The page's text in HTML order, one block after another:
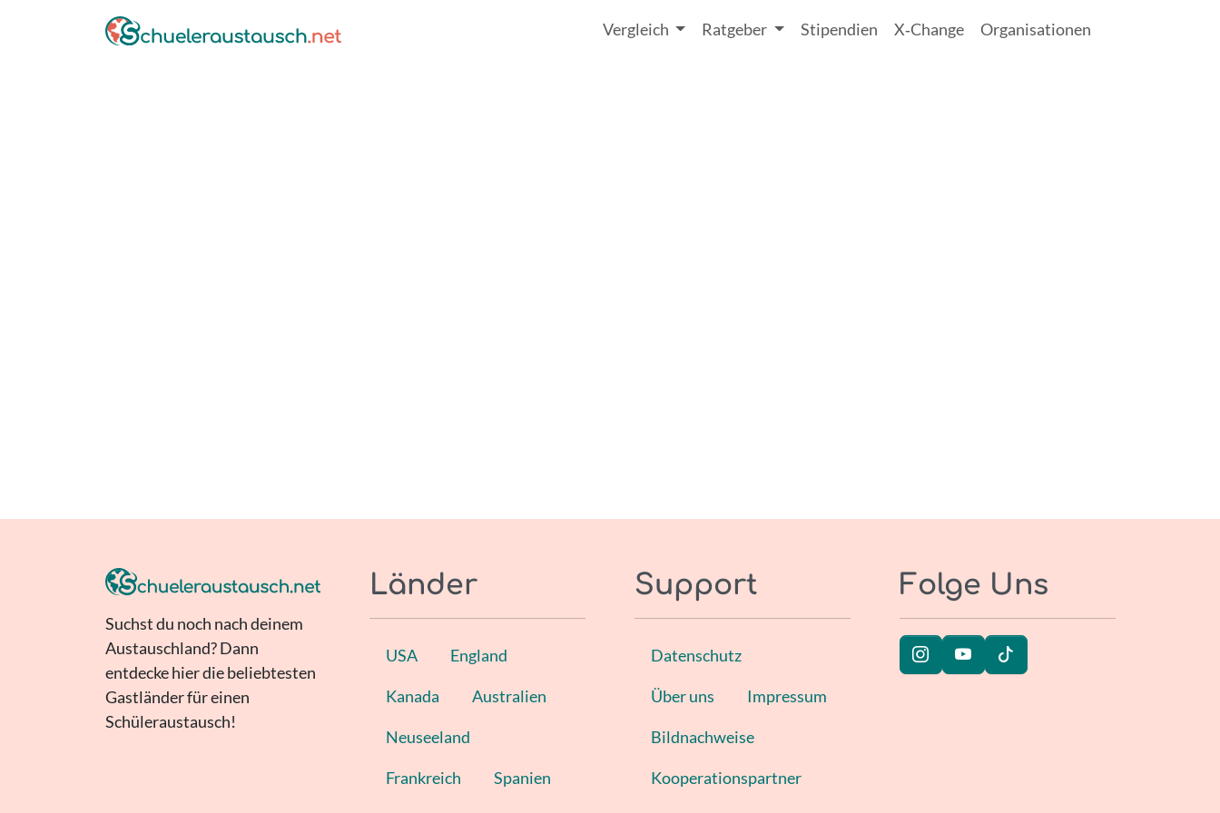
Vergleich Ratgeber Stipendien X‑Change Organisationen
Suchst du noch nach deinem
Austauschland? Dann
entdecke hier die beliebtesten
Gastländer für einen
Schüleraustausch!
Länder
USA England
Kanada Australien
Neuseeland
Frankreich Spanien
Support
Datenschutz
Über uns Impressum
Bildnachweise
Kooperationspartner
Folge Uns